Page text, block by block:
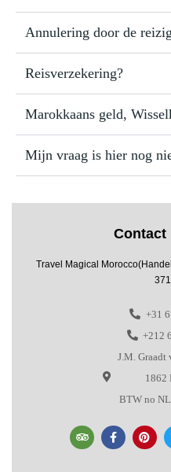
Annulering door de
Reisverzekering?
Marokkaans geld,
Mijn vraag is hier nog
Contact
Travel Magical
+31
+212
J.M. Graadt
1862
BTW no